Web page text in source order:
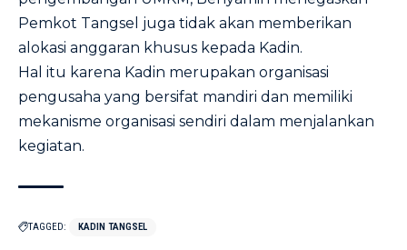
Pemkot Tangsel juga tidak akan memberikan
alokasi anggaran khusus kepada Kadin.
Hal itu karena Kadin merupakan organisasi
pengusaha yang bersifat mandiri dan memiliki
mekanisme organisasi sendiri dalam menjalankan
kegiatan.
TAGGED: KADIN TANGSEL